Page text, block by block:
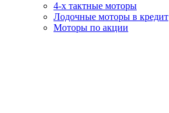
4-х тактные моторы
Лодочные моторы в кредит
Моторы по акции